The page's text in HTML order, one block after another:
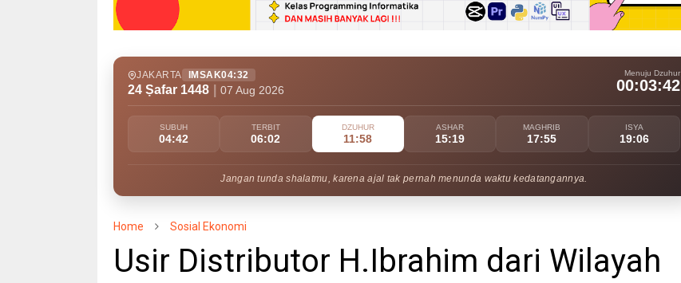
JAKARTA IMSAK04:32
24 Ṣafar 1448 07 Aug 2026
Menuju Dzuhur
00:03:40
SUBUH
04:42
TERBIT
06:02
DZUHUR
11:58
ASHAR
15:19
MAGHRIB
17:55
ISYA
19:06
Jangan tunda shalatmu, karena ajal tak pernah menunda waktu kedatangannya.
Home Sosial Ekonomi
Usir Distributor H.Ibrahim dari Wilayah